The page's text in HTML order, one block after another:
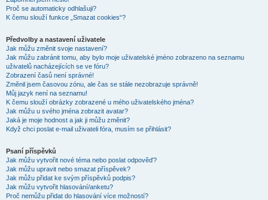
Proč se automaticky odhlašuji?
K čemu slouží funkce „Smazat cookies“?
Předvolby a nastavení uživatele
Jak můžu změnit svoje nastavení?
Jak můžu zabránit tomu, aby bylo moje uživatelské jméno zobrazeno na seznamu
uživatelů nacházejících se ve fóru?
Zobrazení časů není správné!
Změnil jsem časovou zónu, ale čas se stále nezobrazuje správně!
Můj jazyk není na seznamu!
K čemu slouží obrázky zobrazené u mého uživatelského jména?
Jak můžu u svého jména zobrazit avatar?
Jaká je moje hodnost a jak ji můžu změnit?
Když chci poslat e-mail uživateli fóra, musím se přihlásit?
Psaní příspěvků
Jak můžu vytvořit nové téma nebo poslat odpověď?
Jak můžu upravit nebo smazat příspěvek?
Jak můžu přidat ke svým příspěvků podpis?
Jak můžu vytvořit hlasování/anketu?
Proč nemůžu přidat do hlasování více možností?